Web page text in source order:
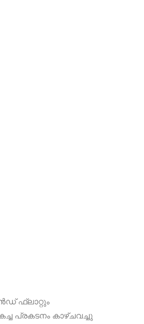
ഫ്ലാറ്റും
പ്രകടനം കാഴ്ചവച്ചു